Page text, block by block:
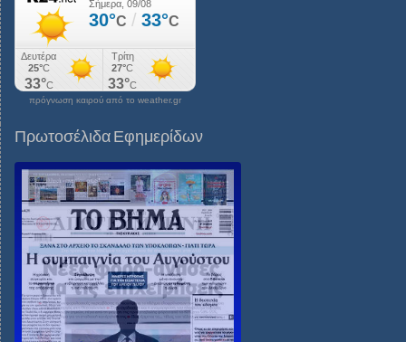
πρόγνωση καιρού από το weather.gr
Πρωτοσέλιδα Εφημερίδων